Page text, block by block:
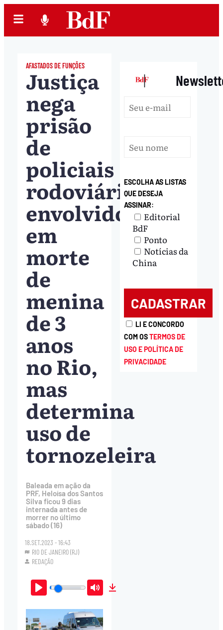
AFASTADOS DE FUNÇÕES
Justiça
nega
prisão
de
policiais
rodoviários
envolvidos
em
morte
de
menina
de 3
anos
no Rio,
mas
determina
uso de
tornozeleira
Baleada em ação da
PRF, Heloísa dos Santos
Silva ficou 9 dias
internada antes de
morrer no último
sábado (16)
18.SET.2023 - 16:43
RIO DE JANEIRO (RJ)
REDAÇÃO
Play Mute
|
ESCOLHA AS LISTAS
QUE DESEJA
ASSINAR:
Editorial
BdF
Ponto
Notícias da
China
LI E CONCORDO
COM OSTERMOS DE
USO E POLÍTICA DE
PRIVACIDADE